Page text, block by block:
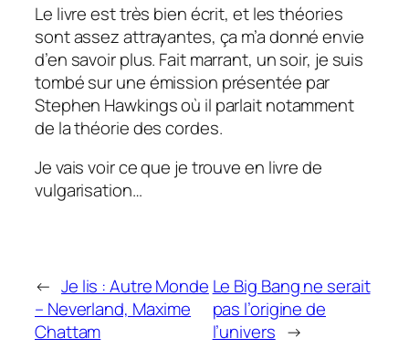
Le livre est très bien écrit, et les théories
sont assez attrayantes, ça m’a donné envie
d’en savoir plus. Fait marrant, un soir, je suis
tombé sur une émission présentée par
Stephen Hawkings où il parlait notamment
de la théorie des cordes.
Je vais voir ce que je trouve en livre de
vulgarisation…
← Je lis : Autre Monde
– Neverland, Maxime
Chattam
Le Big Bang ne serait
pas l’origine de
l’univers →